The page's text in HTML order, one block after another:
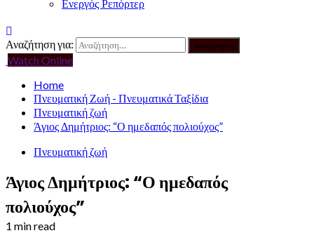
Ενεργός Ρεπόρτερ
Αναζήτηση για:
Watch Online
Home
Πνευματική Ζωή - Πνευματικά Ταξίδια
Πνευματική ζωή
Άγιος Δημήτριος: “Ο ημεδαπός πολιούχος”
Πνευματική ζωή
Άγιος Δημήτριος: “Ο ημεδαπός
πολιούχος”
1 min read